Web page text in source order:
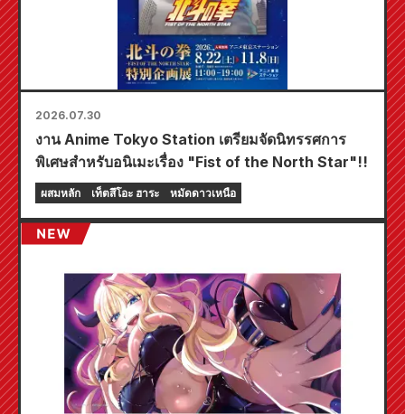
2026.07.30
งาน Anime Tokyo Station เตรียมจัดนิทรรศการ
พิเศษสำหรับอนิเมะเรื่อง "Fist of the North Star"!!
ผสมหลัก เท็ตสึโอะ ฮาระ หมัดดาวเหนือ